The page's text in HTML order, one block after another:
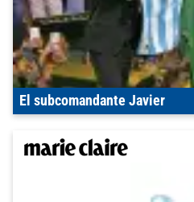
El subcomandante Javier